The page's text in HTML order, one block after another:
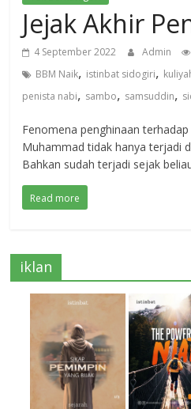
Jejak Akhir
4 September 2022 Admin
BBM Naik, istinbat sidogiri,
penista nabi, sambo, samsuddin,
Fenomena penghinaan
Muhammad tidak hanya terjadi
Bahkan sudah terjadi sejak
Read more
iklan